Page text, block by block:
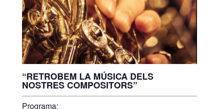
“RETROBEM LA MÚSICA DELS
NOSTRES COMPOSITORS”
Programa: